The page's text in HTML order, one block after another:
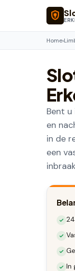
Naar hoofdinhoud
Home›
Bent
en
in de
een
In